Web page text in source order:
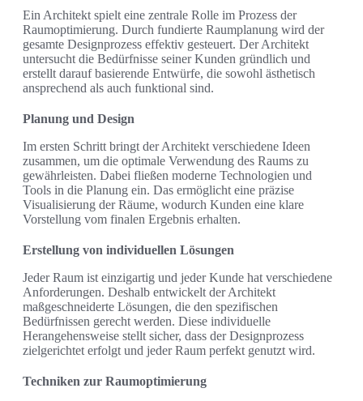
Ein Architekt spielt eine zentrale Rolle im Prozess der
Raumoptimierung. Durch fundierte Raumplanung wird der
gesamte Designprozess effektiv gesteuert. Der Architekt
untersucht die Bedürfnisse seiner Kunden gründlich und
erstellt darauf basierende Entwürfe, die sowohl ästhetisch
ansprechend als auch funktional sind.
Planung und Design
Im ersten Schritt bringt der Architekt verschiedene Ideen
zusammen, um die optimale Verwendung des Raums zu
gewährleisten. Dabei fließen moderne Technologien und
Tools in die Planung ein. Das ermöglicht eine präzise
Visualisierung der Räume, wodurch Kunden eine klare
Vorstellung vom finalen Ergebnis erhalten.
Erstellung von individuellen Lösungen
Jeder Raum ist einzigartig und jeder Kunde hat verschiedene
Anforderungen. Deshalb entwickelt der Architekt
maßgeschneiderte Lösungen, die den spezifischen
Bedürfnissen gerecht werden. Diese individuelle
Herangehensweise stellt sicher, dass der Designprozess
zielgerichtet erfolgt und jeder Raum perfekt genutzt wird.
Techniken zur Raumoptimierung